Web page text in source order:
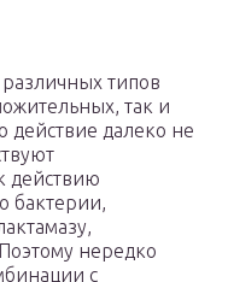
типов
так и
действие далеко не
действию
бактерии,
нередко
с